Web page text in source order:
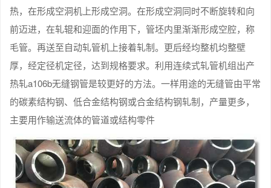
热，在形成空洞机上形成空洞。在形成空洞同时不断旋转和向
前迈进，在轧辊和迎面的作用下，管坯内里渐渐形成空腔，称
毛管。再送至自动轧管机上接着轧制。更后经均整机均整壁
厚，经定径机定径，达到规格要求。利用连续式轧管机组出产
热轧a106b无缝钢管是较更好的方法。一样用途的无缝管由平常
的碳素结构钢、低合金结构钢或合金结构钢轧制，产量更多，
主要用作输送流体的管道或结构零件